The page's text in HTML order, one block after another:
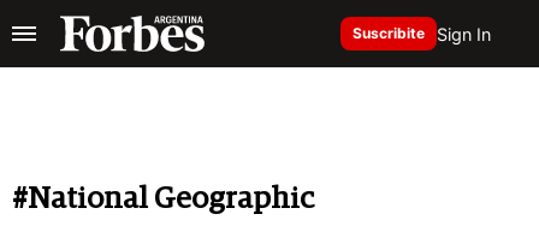
Suscribite Sign In
#National Geographic